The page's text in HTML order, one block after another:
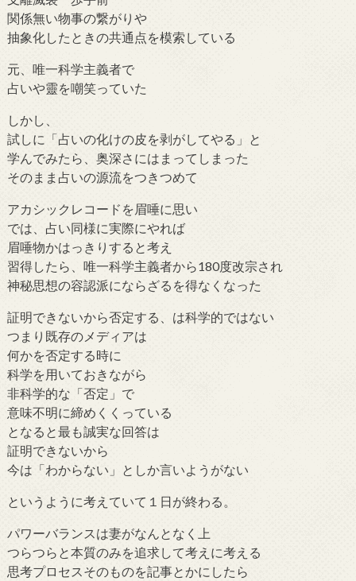
関係無い物事の繋がりや
抽象化したときの共通点を模索している
元、唯一科学主義者で
占いや靈を嘲笑っていた
しかし、
試しに「占いの化けの皮を剥がしてやる」と
学んでみたら、奥深さにはまってしまった
そのまま占いの源流をつきつめて
アカシックレコードを眉唾に思い
では、占い同様に実際にやれば
眉唾物かはっきりすると考え
習得したら、唯一科学主義者から180度改宗され
神秘思想の容認派にならざるを得なくなった
証明できないから否定する、は科学的ではない
つまり既存のメディアは
何かを否定する時に
科学を用いておきながら
非科学的な「否定」で
意味不明に締めくくっている
となると最も誠実な回答は
証明できないから
今は「わからない」としか言いようがない
というように考えていて１日が終わる。
パワーバランスは妻がなんとなく上
つらつらと本質のみを追求して考えに考える
思考プロセスそのものを記事とかにしたら